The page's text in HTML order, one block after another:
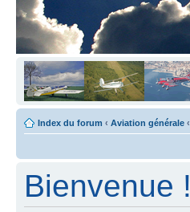
Index du forum ‹ Aviation générale ‹
Bienvenue !